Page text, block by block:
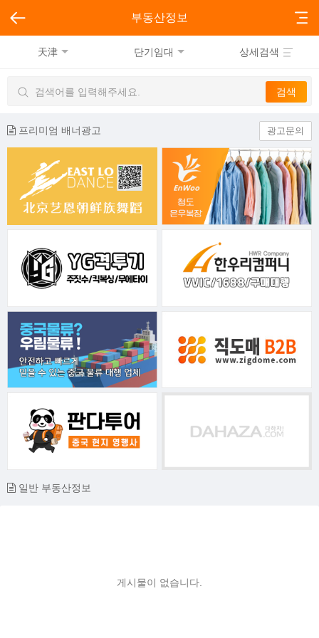
부동산정보
天津 단기임대 상세검색
프리미엄 배너광고 광고문의
일반 부동산정보
게시물이 없습니다.